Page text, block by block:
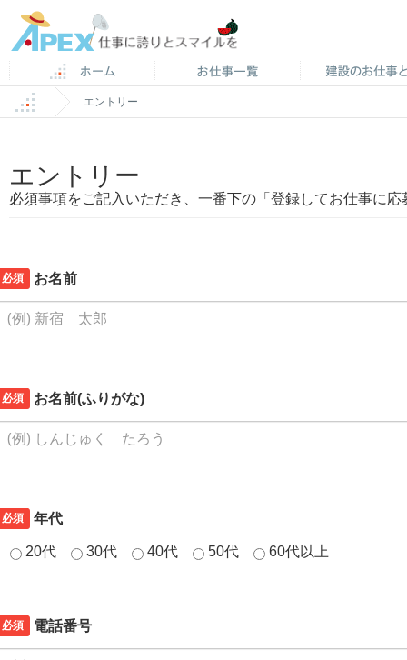
エントリー
エントリー
必須事項をご記入いただき、一番下の「登録してお仕事に
必須 お名前
必須 お名前(ふりがな)
必須 年代
20代 30代 40代 50代 60代以上
必須 電話番号